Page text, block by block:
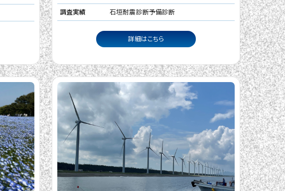
調査実績 石垣耐震診断予備診断
詳細はこちら